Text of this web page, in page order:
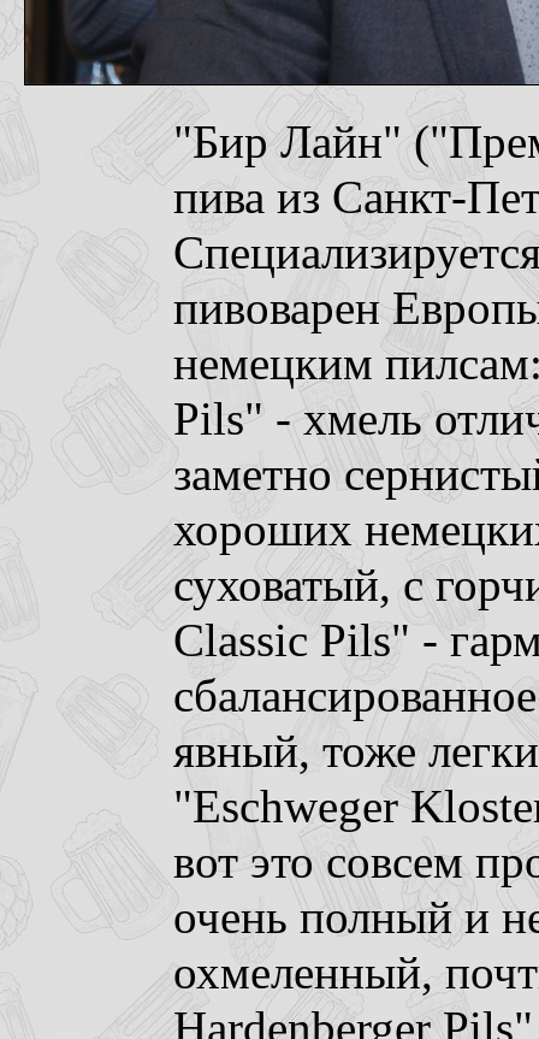
"Бир Лайн"
пива из Санкт-
пивоварен
немецким
Pils" - хмель
заметно
хороших
суховатый, с
Classic Pils" -
явный, тоже
"Eschweger
вот это совсем
очень полный и
охмеленный,
Hardenberger